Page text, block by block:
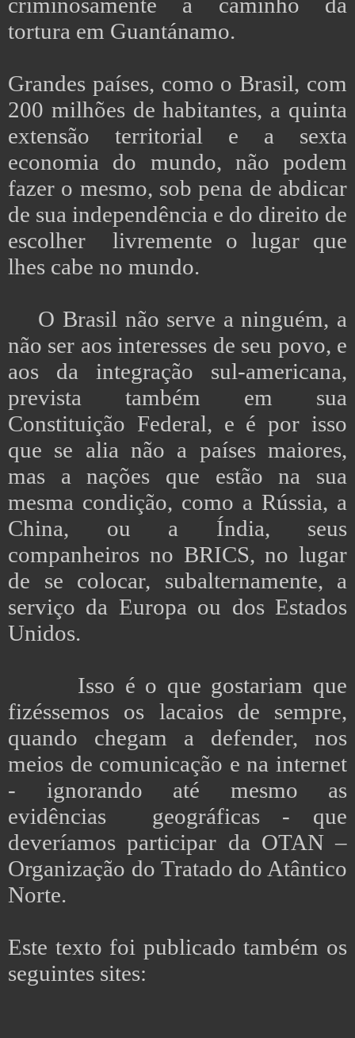
tortura em Guantánamo.
Grandes países, como o Brasil, com
200 milhões de habitantes, a quinta
extensão territorial e a sexta
economia do mundo, não podem
fazer o mesmo, sob pena de abdicar
de sua independência e do direito de
escolher livremente o lugar que
lhes cabe no mundo.
O Brasil não serve a ninguém, a
não ser aos interesses de seu povo, e
aos da integração sul-americana,
prevista também em sua
Constituição Federal, e é por isso
que se alia não a países maiores,
mas a nações que estão na sua
mesma condição, como a Rússia, a
China, ou a Índia, seus
companheiros no BRICS, no lugar
de se colocar, subalternamente, a
serviço da Europa ou dos Estados
Unidos.
Isso é o que gostariam que
fizéssemos os lacaios de sempre,
quando chegam a defender, nos
meios de comunicação e na internet
- ignorando até mesmo as
evidências geográficas - que
deveríamos participar da OTAN –
Organização do Tratado do Atântico
Norte.
Este texto foi publicado também os
seguintes sites: